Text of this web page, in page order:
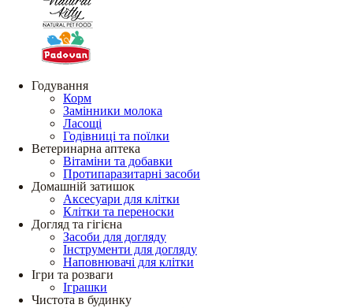
Годування
Корм
Замінники молока
Ласощі
Годівниці та поїлки
Ветеринарна аптека
Вітаміни та добавки
Протипаразитарні засоби
Домашній затишок
Аксесуари для клітки
Клітки та переноски
Догляд та гігієна
Засоби для догляду
Інструменти для догляду
Наповнювачі для клітки
Ігри та розваги
Іграшки
Чистота в будинку